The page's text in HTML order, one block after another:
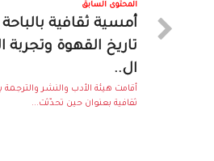
المحتوى السابق
أمسية ثقافية
تاريخ القهوة وتجربة
ال..
أقامت هيئة الأدب والنشر والترجمة
ثقافية بعنوان حين تحدّثت...